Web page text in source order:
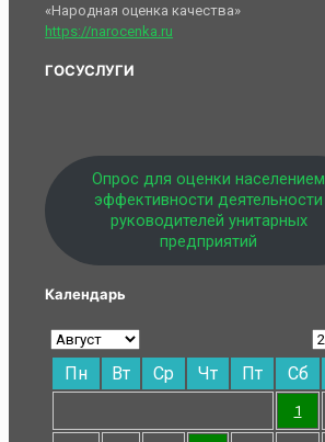
«Народная оценка качества»
https://narocenka.ru
ГОСУСЛУГИ
Опрос для оценки населением
эффективности деятельности
руководителей унитарных
предприятий
Календарь
Пн Вт Ср Чт Пт Сб
1